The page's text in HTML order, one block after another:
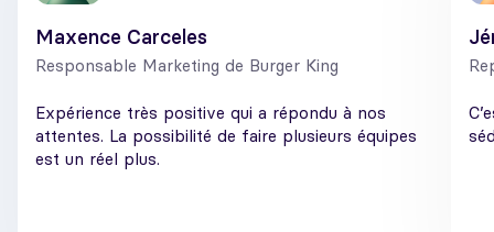
Maxence Carceles
Responsable Marketing de Burger King
Expérience très positive qui a répondu à nos
attentes. La possibilité de faire plusieurs équipes
est un réel plus.